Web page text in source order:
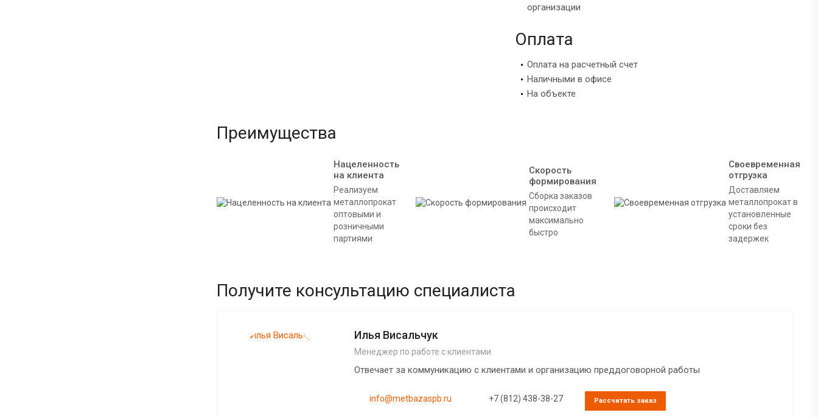
организации
Оплата
Оплата на расчетный счет
Наличными в офисе
На объекте
Преимущества
Нацеленность
на клиента
Реализуем
металлопрокат
оптовыми и
розничными
партиями
Скорость
формирования
Сборка заказов
происходит
максимально
быстро
Своевременная
отгрузка
Доставляем
металлопрокат в
установленные
сроки без
задержек
Получите консультацию специалиста
Илья Висальчук
Менеджер по работе с клиентами
Отвечает за коммуникацию с клиентами и организацию преддоговорной работы
info@metbazaspb.ru +7 (812) 438-38-27 Рассчитать заказ